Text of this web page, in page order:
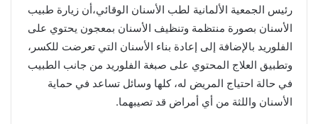
رئيس الجمعية الألمانية لطب الأسنان الوقائي،أن زيارة طبيب
الأسنان بصورة منتظمة وتنظيف الأسنان بمعجون يحتوي على
الفلوريد بالإضافة إلى إعادة بناء الأسنان التي تعرضت للكسر،
وتطبيق العلاج المحتوي على صبغة الفلوريد من جانب الطبيب
في حالة احتياج المريض له، كلها وسائل تساعد في حماية
الأسنان واللثة من أي أمراض قد تصيبهما.